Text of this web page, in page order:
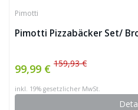
Pimotti
Pimotti Pizzabäcker Set/
99,99 € 159,93 €
inkl. 19% gesetzlicher MwSt.